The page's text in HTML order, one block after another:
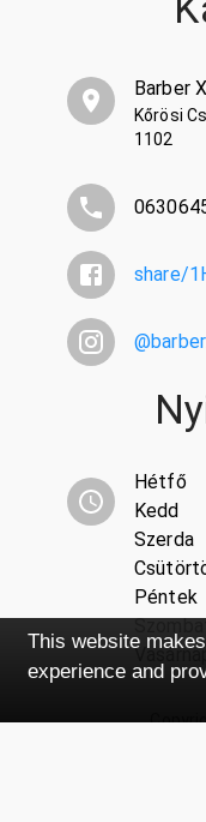
Barber
Kőrösi
1102
share/
@
Hétfő
Kedd
Szerda
Péntek
Vasárnap
This website
experience and